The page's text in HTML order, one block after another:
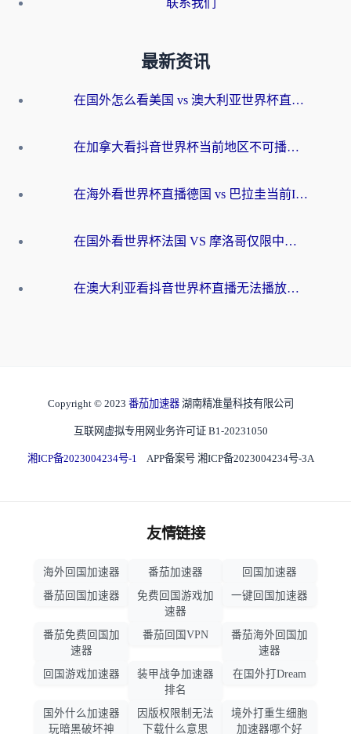
联系我们
最新资讯
在国外怎么看美国 vs 澳大利亚世界杯直播？海外党必藏的中文解说观赛指南
在加拿大看抖音世界杯当前地区不可播放？海外党体育观赛终极指南
在海外看世界杯直播德国 vs 巴拉圭当前IP受限制？这篇指南帮你轻松解决地区限制
在国外看世界杯法国 VS 摩洛哥仅限中国大陆？别让地域限制拦下你的欢呼
在澳大利亚看抖音世界杯直播无法播放？海外党体育观赛终极指南来了！
Copyright © 2023 番茄加速器 湖南精准量科技有限公司
互联网虚拟专用网业务许可证 B1-20231050
湘ICP备2023004234号-1 APP备案号 湘ICP备2023004234号-3A
友情链接
海外回国加速器 番茄加速器
回国加速器
番茄回国加速器
免费回国游戏加
速器
一键回国加速器
番茄免费回国加
速器
番茄回国VPN
番茄海外回国加
速器
回国游戏加速器
装甲战争加速器
排名
在国外打Dream
国外什么加速器
玩暗黑破坏神
因版权限制无法
下载什么意思
境外打重生细胞
加速器哪个好